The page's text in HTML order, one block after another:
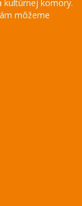
kultúrnej komory.
môžeme